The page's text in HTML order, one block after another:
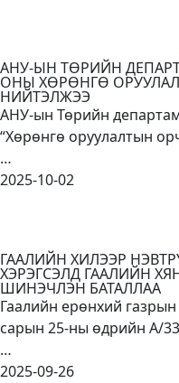
АНУ-ЫН ТӨРИЙН
ОНЫ ХӨРӨНГӨ
НИЙТЭЛЖЭЭ
АНУ-ын Төрийн
“Хөрөнгө оруулалтын
…
2025-10-02
ГААЛИЙН ХИЛЭЭР
ХЭРЭГСЭЛД ГААЛИЙН
ШИНЭЧЛЭН БАТАЛЛАА
Гаалийн ерөнхий
сарын 25-ны өдрийн А/
…
2025-09-26